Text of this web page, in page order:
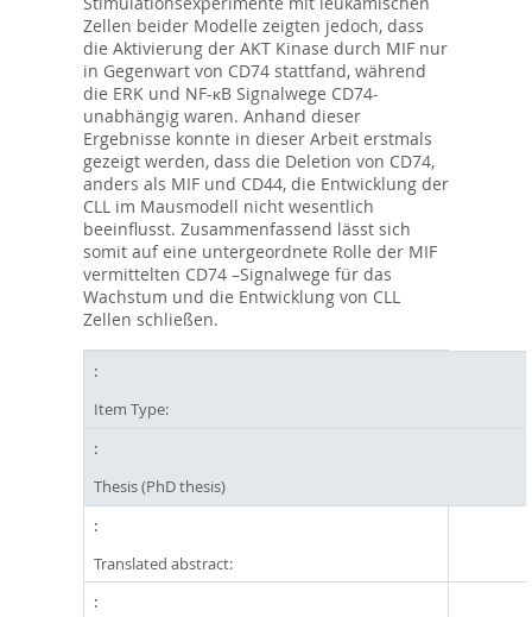
Zellen beider Modelle zeigten jedoch, dass
die Aktivierung der AKT Kinase durch MIF nur
in Gegenwart von CD74 stattfand, während
die ERK und NF-κB Signalwege CD74-
unabhängig waren. Anhand dieser
Ergebnisse konnte in dieser Arbeit erstmals
gezeigt werden, dass die Deletion von CD74,
anders als MIF und CD44, die Entwicklung der
CLL im Mausmodell nicht wesentlich
beeinflusst. Zusammenfassend lässt sich
somit auf eine untergeordnete Rolle der MIF
vermittelten CD74 –Signalwege für das
Wachstum und die Entwicklung von CLL
Zellen schließen.
Item Type:
Thesis (PhD thesis)
Translated abstract: